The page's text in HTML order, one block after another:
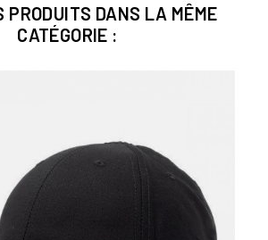
PRODUITS DANS LA MÊME
CATÉGORIE :